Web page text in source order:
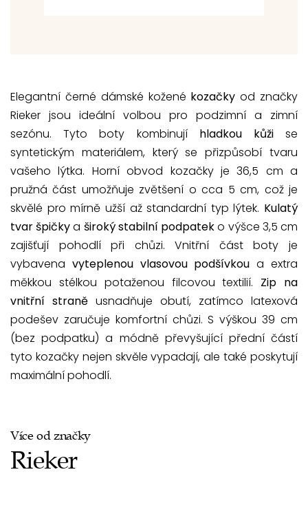
Elegantní černé dámské kožené kozačky od značky
Rieker jsou ideální volbou pro podzimní a zimní
sezónu. Tyto boty kombinují hladkou kůžise
syntetickým materiálem, který se přizpůsobí tvaru
vašeho lýtka. Horní obvod kozačky je 36,5 cm a
pružná část umožňuje zvětšení o cca 5 cm, což je
skvělé pro mírně užší až standardní typ lýtek. Kulatý
tvar špičkya široký stabilní podpateko výšce 3,5 cm
zajišťují pohodlí při chůzi. Vnitřní část boty je
vybavena vyteplenou vlasovou podšívkou a extra
měkkou stélkou potaženou filcovou textilií. Zip na
vnitřní straně usnadňuje obutí, zatímco latexová
podešev zaručuje komfortní chůzi. S výškou 39 cm
(bez podpatku) a módně převyšující přední částí
tyto kozačky nejen skvěle vypadají, ale také poskytují
maximální pohodlí.
Více od značky
Rieker